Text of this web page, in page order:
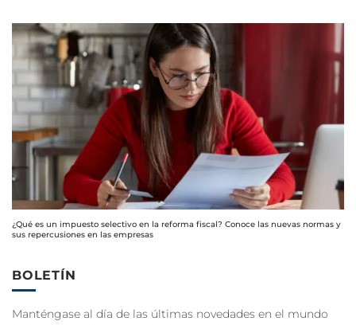
¿Qué es un impuesto selectivo en la reforma fiscal? Conoce las nuevas normas y
sus repercusiones en las empresas
BOLETÍN
Manténgase al día de las últimas novedades en el mundo